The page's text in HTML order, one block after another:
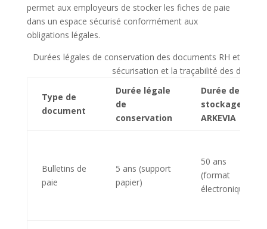
permet aux employeurs de stocker les fiches de paie
dans un espace sécurisé conformément aux
obligations légales.
Durées légales de conservation des documents RH et
sécurisation et la traçabilité des
Type de
document
Durée légale
de
conservation
Durée de
stockage
ARKEVIA
Bulletins de
paie
5 ans (support
papier)
50 ans
(format
électronique)